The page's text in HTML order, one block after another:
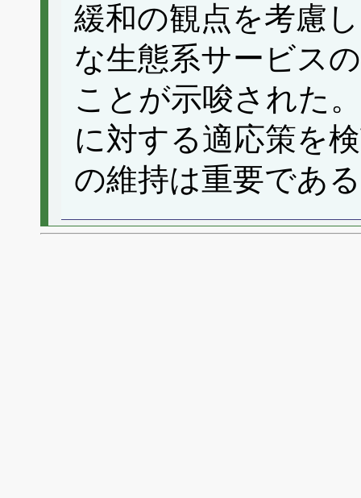
緩和の観点を考慮
な生態系サービス
ことが示唆された
に対する適応策を
の維持は重要であ